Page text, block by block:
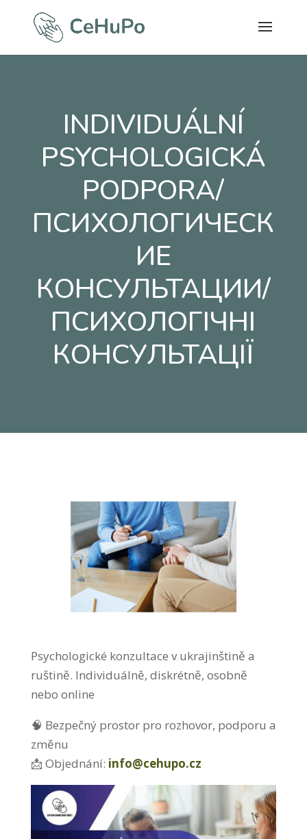
INDIVIDUÁLNÍ
PSYCHOLOGICKÁ
PODPORA/
ПСИХОЛОГИЧЕСК
ИЕ
КОНСУЛЬТАЦИИ/
ПСИХОЛОГІЧНІ
КОНСУЛЬТАЦІЇ
Psychologické konzultace v ukrajinštině a
ruštině. Individuálně, diskrétně, osobně
nebo online
🧠 Bezpečný prostor pro rozhovor, podporu a
změnu
📩 Objednání: info@cehupo.cz